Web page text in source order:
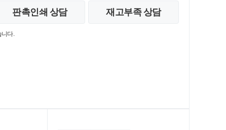
판촉인쇄 상담 재고부족 상담
니다.